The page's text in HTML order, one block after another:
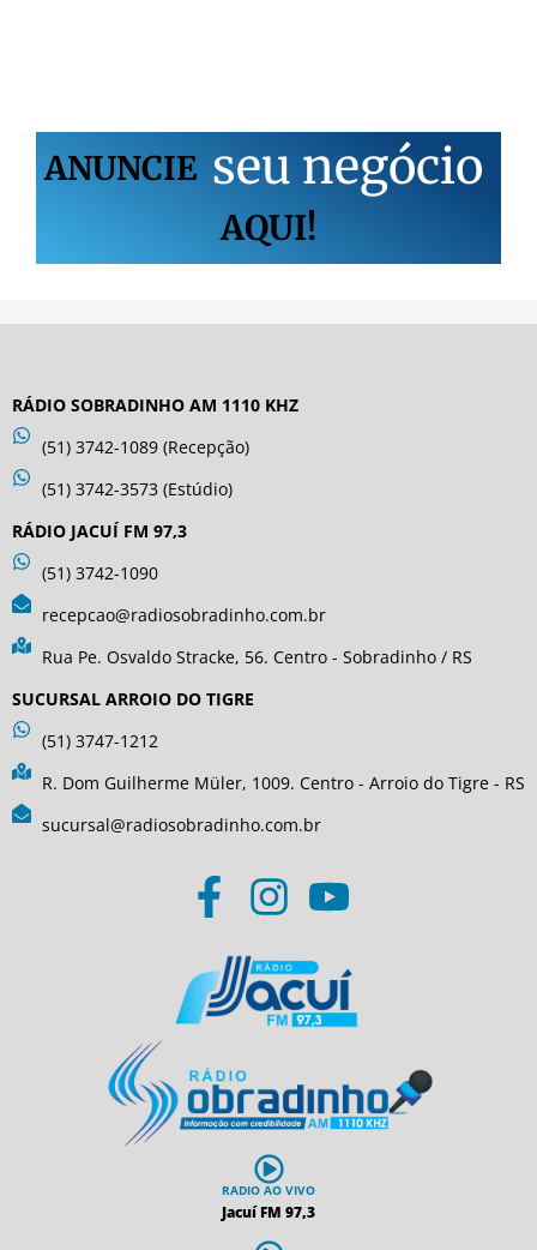
ANUNCIE seu negócio
AQUI!
RÁDIO SOBRADINHO AM 1110 KHZ
(51) 3742-1089 (Recepção)
(51) 3742-3573 (Estúdio)
RÁDIO JACUÍ FM 97,3
(51) 3742-1090
recepcao@radiosobradinho.com.br
Rua Pe. Osvaldo Stracke, 56. Centro - Sobradinho / RS
SUCURSAL ARROIO DO TIGRE
(51) 3747-1212
R. Dom Guilherme Müler, 1009. Centro - Arroio do Tigre - RS
sucursal@radiosobradinho.com.br
RADIO AO VIVO
Jacuí FM 97,3